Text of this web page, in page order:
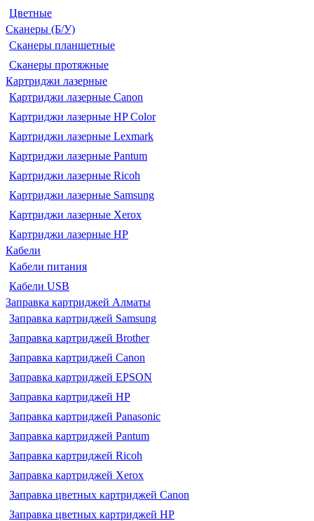
Цветные
Сканеры (Б/У)
Сканеры планшетные
Сканеры протяжные
Картриджи лазерные
Картриджи лазерные Canon
Картриджи лазерные HP Color
Картриджи лазерные Lexmark
Картриджи лазерные Pantum
Картриджи лазерные Ricoh
Картриджи лазерные Samsung
Картриджи лазерные Xerox
Картриджи лазерные HP
Кабели
Кабели питания
Кабели USB
Заправка картриджей Алматы
Заправка картриджей Samsung
Заправка картриджей Brother
Заправка картриджей Canon
Заправка картриджей EPSON
Заправка картриджей HP
Заправка картриджей Panasonic
Заправка картриджей Pantum
Заправка картриджей Ricoh
Заправка картриджей Xerox
Заправка цветных картриджей Canon
Заправка цветных картриджей HP